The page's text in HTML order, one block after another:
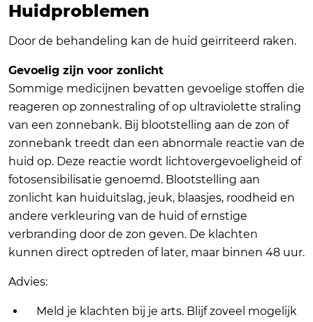
Huidproblemen
Door de behandeling kan de huid geïrriteerd raken.
Gevoelig zijn voor zonlicht
Sommige medicijnen bevatten gevoelige stoffen die
reageren op zonnestraling of op ultraviolette straling
van een zonnebank. Bij blootstelling aan de zon of
zonnebank treedt dan een abnormale reactie van de
huid op. Deze reactie wordt lichtovergevoeligheid of
fotosensibilisatie genoemd. Blootstelling aan
zonlicht kan huiduitslag, jeuk, blaasjes, roodheid en
andere verkleuring van de huid of ernstige
verbranding door de zon geven. De klachten
kunnen direct optreden of later, maar binnen 48 uur.
Advies:
Meld je klachten bij je arts. Blijf zoveel mogelijk